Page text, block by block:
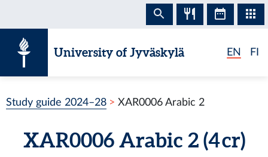
University of Jyväskylä EN FI
Study guide 2024–28 XAR0006 Arabic 2
XAR0006 Arabic 2 (4 cr)